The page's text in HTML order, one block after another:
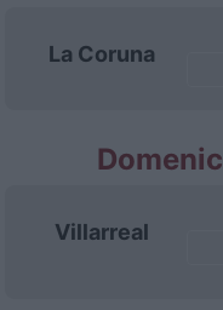
La Coruna
Villarreal